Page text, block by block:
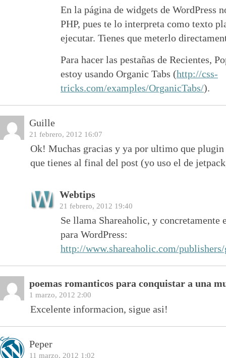
En la página de widgets de WordPress
PHP, pues te lo interpreta como texto
ejecutar. Tienes que meterlo
Para hacer las pestañas de Recientes,
estoy usando Organic Tabs (http://css-
tricks.com/examples/OrganicTabs/).
Guille
21 febrero, 2012 16:07
Ok! Muchas gracias y ya por ultimo que plugin
que tienes al final del post (yo uso el de
Webtips
21 febrero, 2012 19:40
Se llama Shareaholic, y concretamente
para WordPress:
http://www.shareaholic.com/publishers/
poemas romanticos para conquistar a una
1 marzo, 2012 2:00
Excelente informacion, sigue asi!
Peper
11 marzo, 2012 1:02